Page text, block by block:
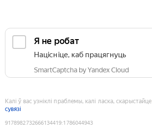
Я не робат
Націсніце, каб працягнуць
SmartCaptcha by Yandex Cloud
Калі ў вас узніклі праблемы, калі ласка, скарыстайце
сувязі
9178982732666134419:1786044943